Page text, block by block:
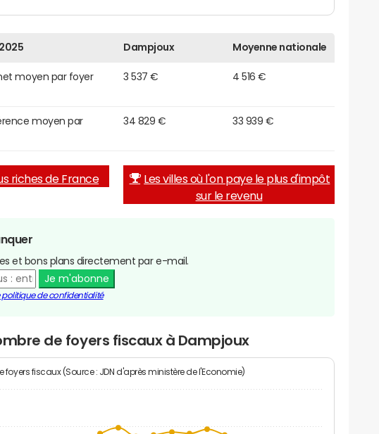
Dampjoux Moyenne nationale
moyen par foyer
3 537 € 4 516 €
moyen par
34 829 € 33 939 €
riches de France
Les villes où l'on paye le plus d'impôt
sur le revenu
et bons plans directement par e-mail.
Je m'abonne
politique de confidentialité
de foyers fiscaux à Dampjoux
foyers fiscaux (Source : JDN d'après ministère de l'Economie)